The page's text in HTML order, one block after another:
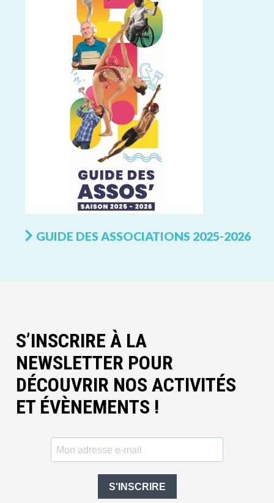
GUIDE DES ASSOCIATIONS 2025-2026
S’INSCRIRE À LA
NEWSLETTER POUR
DÉCOUVRIR NOS ACTIVITÉS
ET ÉVÈNEMENTS !
S'INSCRIRE